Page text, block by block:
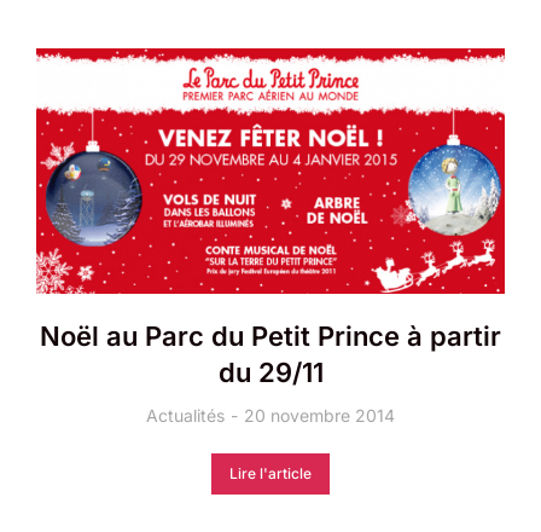
Noël au Parc du Petit Prince à partir
du 29/11
Actualités 20 novembre 2014
Lire l'article